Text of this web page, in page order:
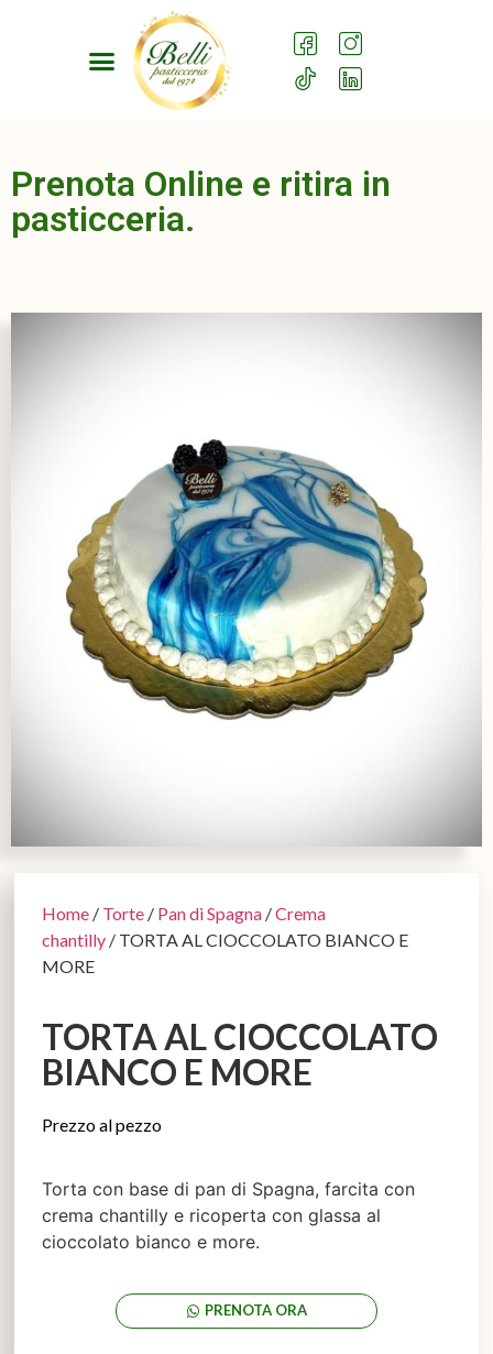
Prenota Online e ritira in
pasticceria.
Home / Torte / Pan di Spagna /Crema
chantilly / TORTA AL CIOCCOLATO BIANCO E
MORE
TORTA AL CIOCCOLATO
BIANCO E MORE
Prezzo al pezzo
Torta con base di pan di Spagna, farcita con
crema chantilly e ricoperta con glassa al
cioccolato bianco e more.
PRENOTA ORA